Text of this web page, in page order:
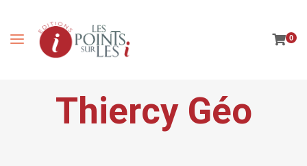
0
Thiercy Géo